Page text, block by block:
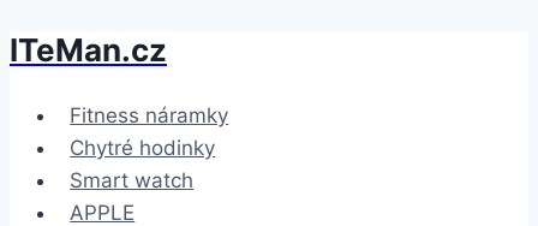
Přeskočit
obsah
ITeMan.cz
Fitness náramky
Chytré hodinky
Smart watch
APPLE